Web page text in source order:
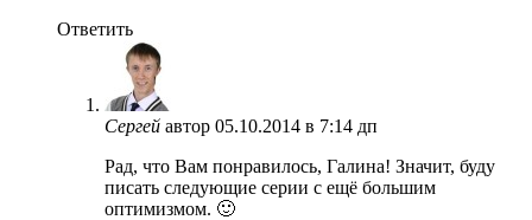
Ответить
Сергей автор 05.10.2014 в 7:14 дп
Рад, что Вам понравилось, Галина! Значит, буду
писать следующие серии с ещё большим
оптимизмом. 🙂